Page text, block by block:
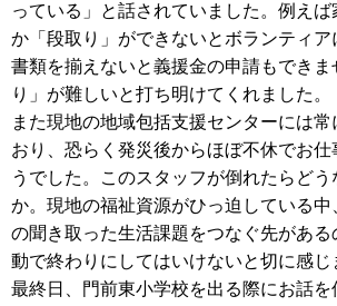
っている」と話されていました。例えば
か「段取り」ができないとボランティア
書類を揃えないと義援金の申請もできま
り」が難しいと打ち明けてくれました。
また現地の地域包括支援センターには
おり、恐らく発災後からほぼ不休でお仕
うでした。このスタッフが倒れたらど
か。現地の福祉資源がひっ迫している中
の聞き取った生活課題をつなぐ先がある
動で終わりにしてはいけないと切に感じ
最終日、門前東小学校を出る際にお話を